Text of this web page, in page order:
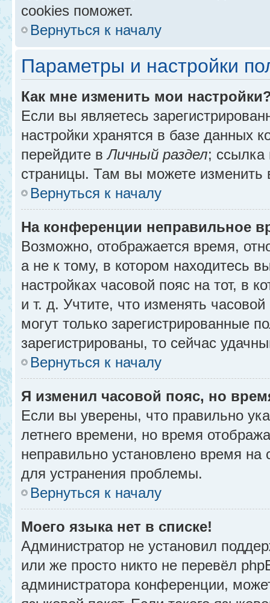
cookies поможет.
Вернуться к началу
Параметры и настройки
Как мне изменить мои
Если вы являетесь
настройки хранятся в базе данных
перейдите вЛичный раздел; ссылка
страницы. Там вы можете изменить
Вернуться к началу
На конференции неправильное
Возможно, отображается время,
а не к тому, в котором находитесь
настройках часовой пояс на тот, в
и т. д. Учтите, что изменять
могут только зарегистрированные
зарегистрированы, то сейчас
Вернуться к началу
Я изменил часовой пояс, но
Если вы уверены, что правильно
летнего времени, но время
неправильно установлено время
для устранения проблемы.
Вернуться к началу
Моего языка нет в списке!
Администратор не установил
или же просто никто не перевёл
администратора конференции,